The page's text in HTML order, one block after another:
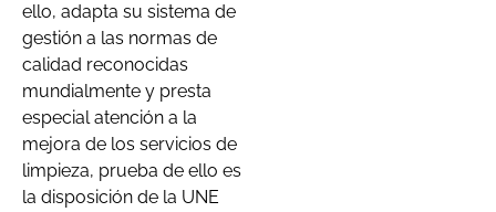
ello, adapta su sistema de
gestión a las normas de
calidad reconocidas
mundialmente y presta
especial atención a la
mejora de los servicios de
limpieza, prueba de ello es
la disposición de la UNE